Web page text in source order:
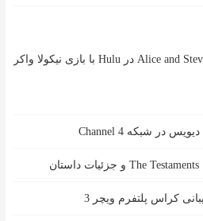
کراس پلتفرم ویچر 3